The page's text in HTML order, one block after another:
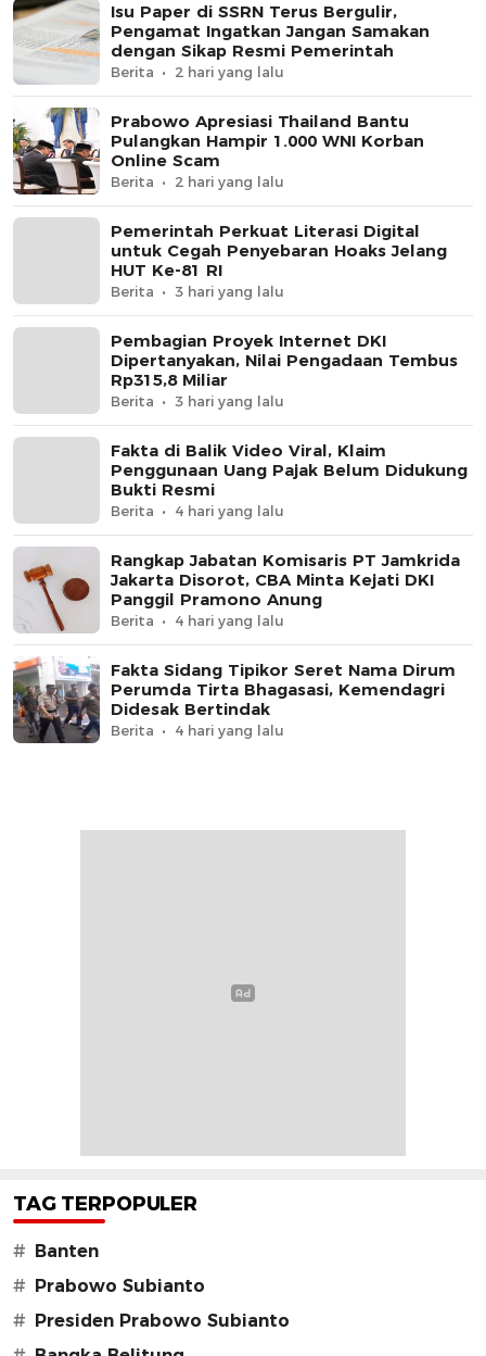
Isu Paper di SSRN Terus Bergulir,
Pengamat Ingatkan Jangan Samakan
dengan Sikap Resmi Pemerintah
Berita 2 hari yang lalu
Prabowo Apresiasi Thailand Bantu
Pulangkan Hampir 1.000 WNI Korban
Online Scam
Berita 2 hari yang lalu
Pemerintah Perkuat Literasi Digital
untuk Cegah Penyebaran Hoaks Jelang
HUT Ke-81 RI
Berita 3 hari yang lalu
Pembagian Proyek Internet DKI
Dipertanyakan, Nilai Pengadaan Tembus
Rp315,8 Miliar
Berita 3 hari yang lalu
Fakta di Balik Video Viral, Klaim
Penggunaan Uang Pajak Belum Didukung
Bukti Resmi
Berita 4 hari yang lalu
Rangkap Jabatan Komisaris PT Jamkrida
Jakarta Disorot, CBA Minta Kejati DKI
Panggil Pramono Anung
Berita 4 hari yang lalu
Fakta Sidang Tipikor Seret Nama Dirum
Perumda Tirta Bhagasasi, Kemendagri
Didesak Bertindak
Berita 4 hari yang lalu
TAG TERPOPULER
#
Banten
#
Prabowo Subianto
#
Presiden Prabowo Subianto